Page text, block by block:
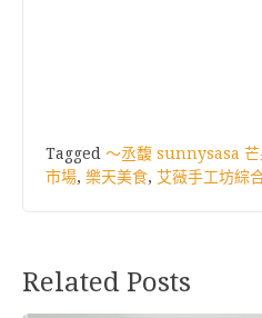
Tagged 〜丞馥 sunnysasa 芒
市場, 樂天美食, 艾薇手工坊綜
Related Posts